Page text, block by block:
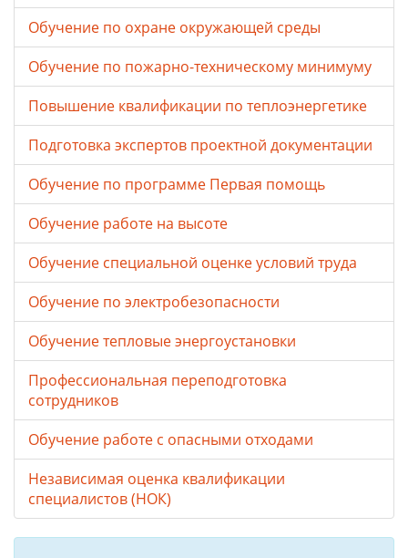
Обучение по охране окружающей среды
Обучение по пожарно-техническому минимуму
Повышение квалификации по теплоэнергетике
Подготовка экспертов проектной документации
Обучение по программе Первая помощь
Обучение работе на высоте
Обучение специальной оценке условий труда
Обучение по электробезопасности
Обучение тепловые энергоустановки
Профессиональная переподготовка
сотрудников
Обучение работе с опасными отходами
Независимая оценка квалификации
специалистов (НОК)